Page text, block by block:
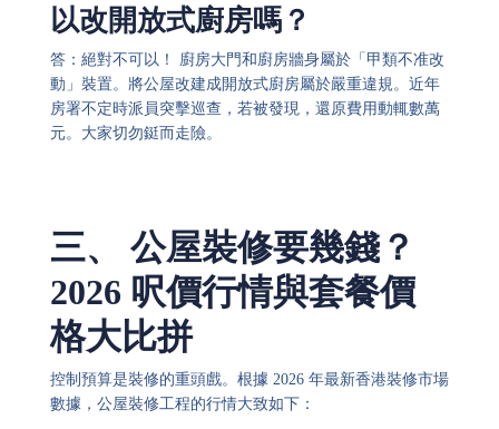
以改開放式廚房嗎？
答：絕對不可以！ 廚房大門和廚房牆身屬於「甲類不准改
動」裝置。將公屋改建成開放式廚房屬於嚴重違規。近年
房署不定時派員突擊巡查，若被發現，還原費用動輒數萬
元。大家切勿鋌而走險。
三、 公屋裝修要幾錢？
2026 呎價行情與套餐價
格大比拼
控制預算是裝修的重頭戲。根據 2026 年最新香港裝修市場
數據，公屋裝修工程的行情大致如下：